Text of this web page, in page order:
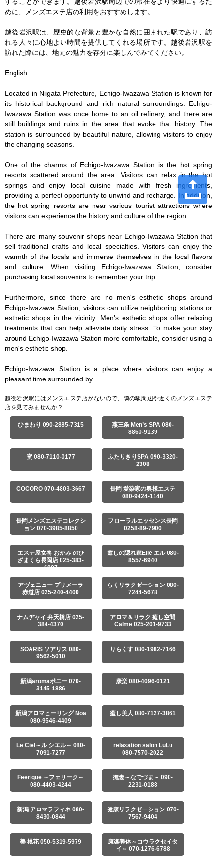
することができます。越後岩沢駅周辺での滞在をより快適にするた
めに、メンズエステ店の利用をおすすめします。
越後岩沢駅は、歴史的な背景と豊かな自然に囲まれた駅であり、訪
れる人々に心地よい時間を提供してくれる場所です。越後岩沢駅を
訪れた際には、地元の魅力を存分に楽しんでみてください。
English:
Located in Niigata Prefecture, Echigo-Iwazawa Station is known for
its historical background and rich natural surroundings. Echigo-
Iwazawa Station was once home to an oil refinery, and there are
still buildings and ruins in the area that evoke that history. The
station is surrounded by beautiful nature, allowing visitors to enjoy
the changing seasons.
One of the charms of Echigo-Iwazawa Station is the hot spring
resorts scattered around the area. Visitors can relax in the hot
springs and enjoy local cuisine made with fresh ingredients,
providing a perfect opportunity to unwind and recharge. In addition,
the hot spring resorts are near various tourist attractions where
visitors can experience the history and culture of the region.
There are many souvenir shops near Echigo-Iwazawa Station that
sell traditional crafts and local specialties. Visitors can enjoy the
warmth of the locals and immerse themselves in the local flavors
and culture. When visiting Echigo-Iwazawa Station, consider
purchasing local souvenirs to remember your trip.
Furthermore, since there are no men's esthetic shops around
Echigo-Iwazawa Station, visitors can utilize neighboring stations or
esthetic shops in the vicinity. Men's esthetic shops offer relaxing
treatments that can help alleviate daily stress. To make your stay
around Echigo-Iwazawa Station more comfortable, consider using a
men's esthetic shop.
Echigo-Iwazawa Station is a place where visitors can enjoy a
pleasant time surrounded by
越後岩沢駅にはメンズエステ店がないので、隣の駅周辺や近くのメンズエステ
店を見てみませんか？
ひまわり 090-2885-7315
燕三条 Men’s SPA 080-
8860-9139
蜜 080-7110-0177
ふたりきりSPA 090-3320-
2308
COCORO 070-4803-3667
長岡 愛染家の奥様エステ
080-9424-1140
長岡メンズエステコレクシ
ョン 070-3985-8850
フローラルエッセンス長岡
0258-89-7900
エステ屋女将 おかみ のひ
ざまくら長岡店 025-383-
6897
癒しの隠れ家Elle エル 080-
8557-6940
アヴェニュー プリメーラ
赤道店 025-240-4400
らくリラクゼーション 080-
7244-5678
ナムヂャイ 弁天橋店 025-
384-4370
アロマ＆リラク 癒し空間
Calme 025-201-9733
SOARIS ソアリス 080-
9562-5010
りらくす 080-1982-7166
新潟aromaポニー 070-
3145-1886
康楽 080-4096-0121
新潟アロマヒーリング Noa
080-9546-4409
癒し美人 080-7127-3861
Le Ciel～ル シエル～ 080-
7091-7277
relaxation salon LuLu
080-7570-2022
Feerique ～フェリーク～
080-4403-4244
撫妻～なでづま～ 090-
2231-0188
新潟 アロマラフィネ 080-
8430-0844
健康リラクゼーション 070-
7567-9404
美 桃花 050-5319-5979
康楽整体～コウラクセイタ
イ～ 070-1276-6788